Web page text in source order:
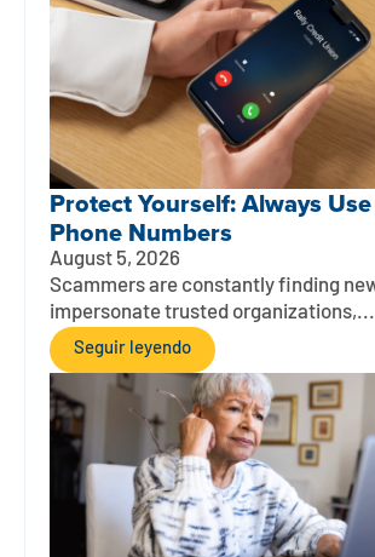
Protect Yourself: Always
Phone Numbers
August 5, 2026
Scammers are constantly finding
impersonate trusted organizations,...
Seguir leyendo